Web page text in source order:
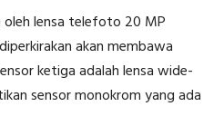
lensa telefoto 20 MP
akan membawa
ketiga adalah lensa wide-
sensor monokrom yang ada